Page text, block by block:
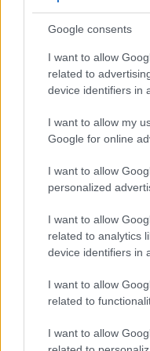
Google consents
I want to allow
related to
device identifiers in
I want to allow my
Google for online
I want to allow
personalized
I want to allow
related to analytics
device identifiers in
I want to allow
related to
I want to allow
Tutup-up almond
sareng daun
sareng
Panalungtikan ti
penting pikeun
ngabantosan
kabebeng.